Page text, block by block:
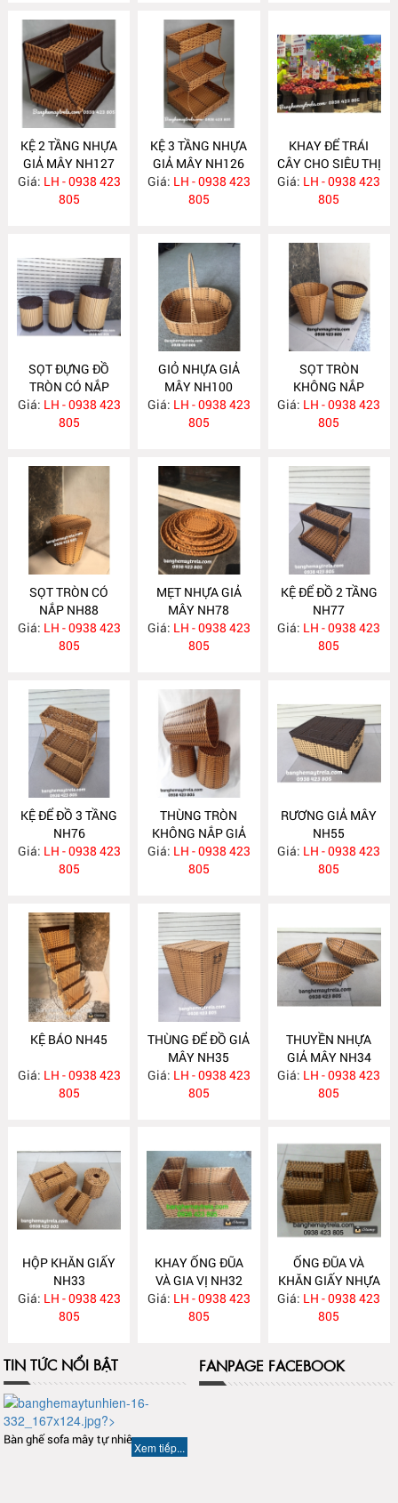
KỆ 2 TẦNG NHỰA
GIẢ MÂY NH127
Giá: LH - 0938 423
805
KỆ 3 TẦNG NHỰA
GIẢ MÂY NH126
Giá: LH - 0938 423
805
KHAY ĐỂ TRÁI
CÂY CHO SIÊU THỊ
NH118
Giá: LH - 0938 423
805
SỌT ĐỰNG ĐỒ
TRÒN CÓ NẮP
NH103
Giá: LH - 0938 423
805
GIỎ NHỰA GIẢ
MÂY NH100
Giá: LH - 0938 423
805
SỌT TRÒN
KHÔNG NẮP
NH89
Giá: LH - 0938 423
805
SỌT TRÒN CÓ
NẮP NH88
Giá: LH - 0938 423
805
MẸT NHỰA GIẢ
MÂY NH78
Giá: LH - 0938 423
805
KỆ ĐỂ ĐỒ 2 TẦNG
NH77
Giá: LH - 0938 423
805
KỆ ĐỂ ĐỒ 3 TẦNG
NH76
Giá: LH - 0938 423
805
THÙNG TRÒN
KHÔNG NẮP GIẢ
MÂY NH69
Giá: LH - 0938 423
805
RƯƠNG GIẢ MÂY
NH55
Giá: LH - 0938 423
805
KỆ BÁO NH45
Giá: LH - 0938 423
805
THÙNG ĐỂ ĐỒ GIẢ
MÂY NH35
Giá: LH - 0938 423
805
THUYỀN NHỰA
GIẢ MÂY NH34
Giá: LH - 0938 423
805
HỘP KHĂN GIẤY
NH33
Giá: LH - 0938 423
805
KHAY ỐNG ĐŨA
VÀ GIA VỊ NH32
Giá: LH - 0938 423
805
ỐNG ĐŨA VÀ
KHĂN GIẤY NHỰA
GIẢ MÂY NH31
Giá: LH - 0938 423
805
TIN TỨC NỔI BẬT
Bàn ghế sofa mây tự nhiên
Xem tiếp...
FANPAGE FACEBOOK